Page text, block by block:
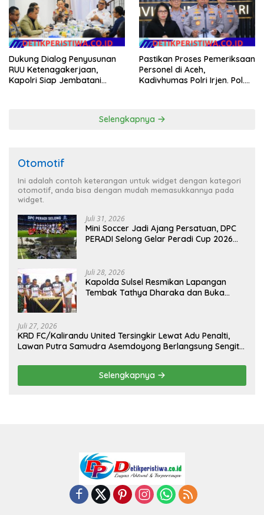
Dukung Dialog Penyusunan
RUU Ketenagakerjaan,
Kapolri Siap Jembatani
Pastikan Proses Pemeriksaan
Personel di Aceh,
Kadivhumas Polri Irjen. Pol.
Selengkapnya
Otomotif
Ini adalah contoh keterangan untuk widget dengan kategori
otomotif, anda bisa dengan mudah memasukkannya pada
widget.
Juli 31, 2026
Mini Soccer Jadi Ajang Persatuan, DPC
PERADI Selong Gelar Peradi Cup 2026
Juli 28, 2026
Kapolda Sulsel Resmikan Lapangan
Tembak Tathya Dharaka dan Buka
Juli 27, 2026
KRD FC/Kalirandu United Tersingkir Lewat Adu Penalti,
Lawan Putra Samudra Asemdoyong Berlangsung Sengit
Selengkapnya